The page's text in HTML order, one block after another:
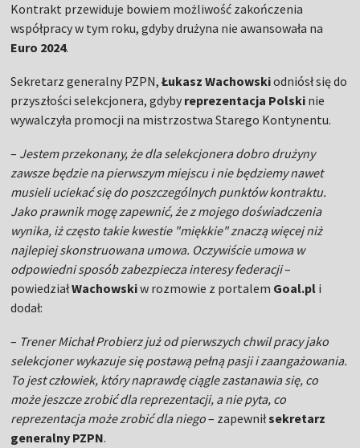
Kontrakt przewiduje bowiem możliwość zakończenia
współpracy w tym roku, gdyby drużyna nie awansowała na
Euro 2024.
Sekretarz generalny PZPN,Łukasz Wachowskiodniósł się do
przyszłości selekcjonera, gdyby reprezentacja Polski nie
wywalczyła promocji na mistrzostwa Starego Kontynentu.
– Jestem przekonany, że dla selekcjonera dobro drużyny
zawsze będzie na pierwszym miejscu i nie będziemy nawet
musieli uciekać się do poszczególnych punktów kontraktu.
Jako prawnik mogę zapewnić, że z mojego doświadczenia
wynika, iż często takie kwestie "miękkie" znaczą więcej niż
najlepiej skonstruowana umowa. Oczywiście umowa w
odpowiedni sposób zabezpiecza interesy federacji–
powiedziałWachowskiw rozmowie z portalem Goal.pl i
dodał:
– Trener Michał Probierz już od pierwszych chwil pracy jako
selekcjoner wykazuje się postawą pełną pasji i zaangażowania.
To jest człowiek, który naprawdę ciągle zastanawia się, co
może jeszcze zrobić dla reprezentacji, a nie pyta, co
reprezentacja może zrobić dla niego– zapewniłsekretarz
generalny PZPN.